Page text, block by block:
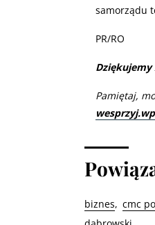
samorządu
PR/RO
Dziękujemy
Pamiętaj,
biznes cmc